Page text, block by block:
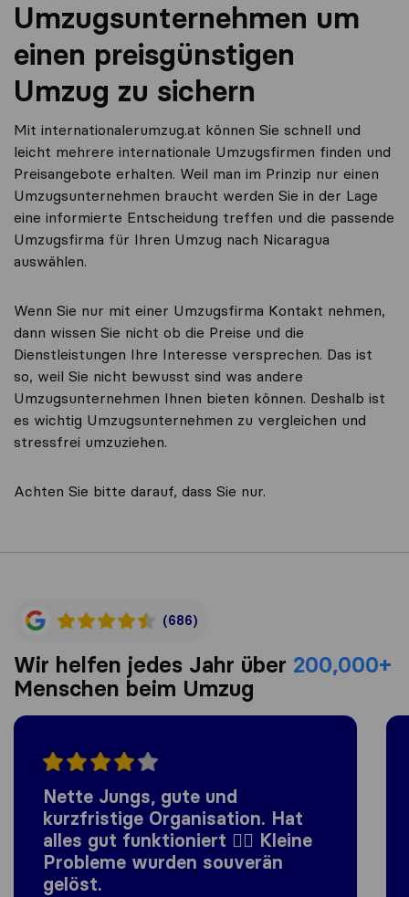
Umzugsunternehmen um
einen preisgünstigen
Umzug zu sichern
Mit internationalerumzug.at können Sie schnell und
leicht mehrere internationale Umzugsfirmen finden und
Preisangebote erhalten. Weil man im Prinzip nur einen
Umzugsunternehmen braucht werden Sie in der Lage
eine informierte Entscheidung treffen und die passende
Umzugsfirma für Ihren Umzug nach Nicaragua
auswählen.
Wenn Sie nur mit einer Umzugsfirma Kontakt nehmen,
dann wissen Sie nicht ob die Preise und die
Dienstleistungen Ihre Interesse versprechen. Das ist
so, weil Sie nicht bewusst sind was andere
Umzugsunternehmen Ihnen bieten können. Deshalb ist
es wichtig Umzugsunternehmen zu vergleichen und
stressfrei umzuziehen.
Achten Sie bitte darauf, dass Sie nur.
(686)
Wir helfen jedes Jahr über 200,000+
Menschen beim Umzug
Nette Jungs, gute und
kurzfristige Organisation. Hat
alles gut funktioniert 👍🏼 Kleine
Probleme wurden souverän
gelöst.